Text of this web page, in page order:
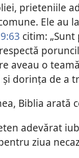
prieteniile
Ele au
citim:
aveau o
și dorința de a
Biblia arată
adevărat
ziua